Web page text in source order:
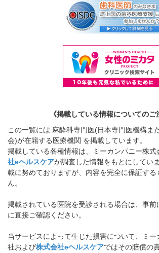
《掲載している情報についてのご
この一覧には 麻酔科専門医(日本専門医機構ま
会)が在籍する医療機関 を掲載しています。
掲載している各種情報は、ミーカンパニー株式
社eヘルスケアが調査した情報をもとにしてい
載に努めておりますが、内容を完全に保証する
ん。
掲載されている医院を受診される場合は、事前
に直接ご確認ください。
当サービスによって生じた損害について、ミー
社および株式会社eヘルスケアではその賠償の